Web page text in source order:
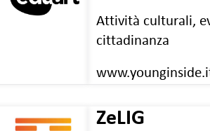
Attività culturali,
cittadinanza
ZeLIG